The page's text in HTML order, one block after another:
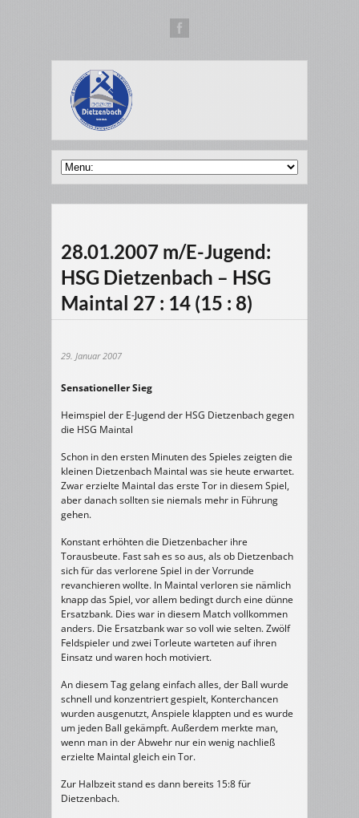
28.01.2007 m/E-Jugend:
HSG Dietzenbach – HSG
Maintal 27 : 14 (15 : 8)
29. Januar 2007
Sensationeller Sieg
Heimspiel der E-Jugend der HSG Dietzenbach gegen
die HSG Maintal
Schon in den ersten Minuten des Spieles zeigten die
kleinen Dietzenbach Maintal was sie heute erwartet.
Zwar erzielte Maintal das erste Tor in diesem Spiel,
aber danach sollten sie niemals mehr in Führung
gehen.
Konstant erhöhten die Dietzenbacher ihre
Torausbeute. Fast sah es so aus, als ob Dietzenbach
sich für das verlorene Spiel in der Vorrunde
revanchieren wollte. In Maintal verloren sie nämlich
knapp das Spiel, vor allem bedingt durch eine dünne
Ersatzbank. Dies war in diesem Match vollkommen
anders. Die Ersatzbank war so voll wie selten. Zwölf
Feldspieler und zwei Torleute warteten auf ihren
Einsatz und waren hoch motiviert.
An diesem Tag gelang einfach alles, der Ball wurde
schnell und konzentriert gespielt, Konterchancen
wurden ausgenutzt, Anspiele klappten und es wurde
um jeden Ball gekämpft. Außerdem merkte man,
wenn man in der Abwehr nur ein wenig nachließ
erzielte Maintal gleich ein Tor.
Zur Halbzeit stand es dann bereits 15:8 für
Dietzenbach.